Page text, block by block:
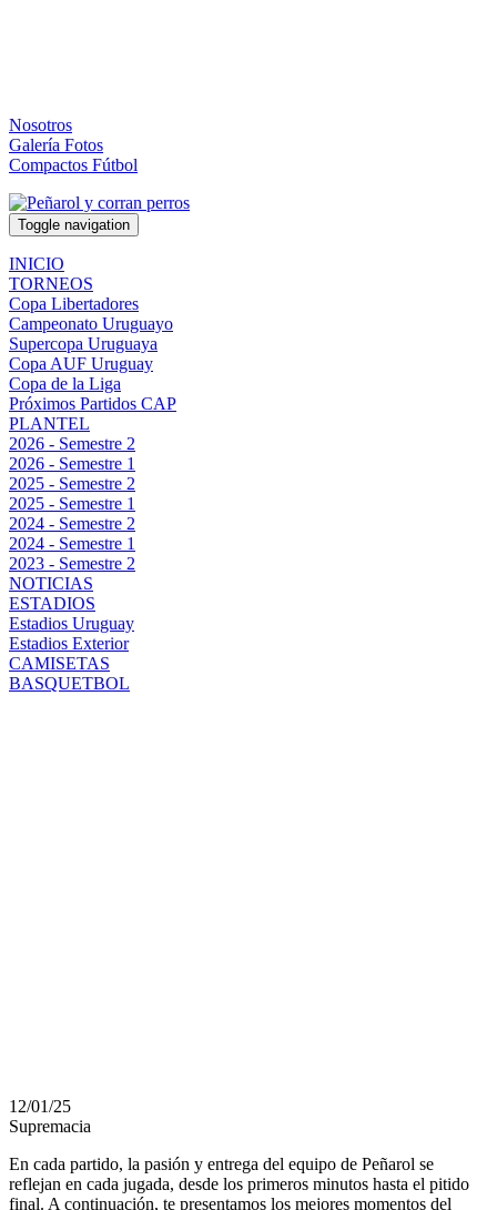
Nosotros
Galería Fotos
Compactos Fútbol
Toggle navigation
INICIO
TORNEOS
Copa Libertadores
Campeonato Uruguayo
Supercopa Uruguaya
Copa AUF Uruguay
Copa de la Liga
Próximos Partidos CAP
PLANTEL
2026 - Semestre 2
2026 - Semestre 1
2025 - Semestre 2
2025 - Semestre 1
2024 - Semestre 2
2024 - Semestre 1
2023 - Semestre 2
NOTICIAS
ESTADIOS
Estadios Uruguay
Estadios Exterior
CAMISETAS
BASQUETBOL
12/01/25
Supremacia
En cada partido, la pasión y entrega del equipo de Peñarol se
reflejan en cada jugada, desde los primeros minutos hasta el pitido
final. A continuación, te presentamos los mejores momentos del